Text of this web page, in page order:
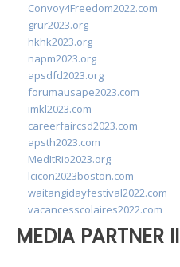
Convoy4Freedom2022.com
grur2023.org
hkhk2023.org
napm2023.org
apsdfd2023.org
forumausape2023.com
imkl2023.com
careerfaircsd2023.com
apsth2023.com
MedItRio2023.org
lcicon2023boston.com
waitangidayfestival2022.com
vacancesscolaires2022.com
MEDIA PARTNER II